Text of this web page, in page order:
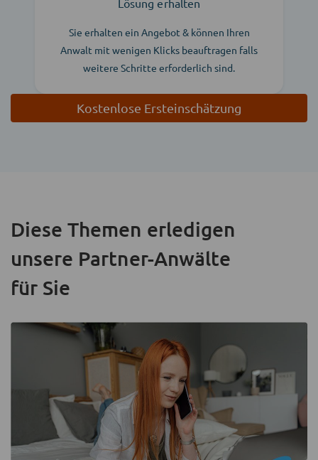
Lösung erhalten
Sie erhalten ein Angebot & können Ihren
Anwalt mit wenigen Klicks beauftragen falls
weitere Schritte erforderlich sind.
Kostenlose Ersteinschätzung
Diese Themen erledigen
unsere Partner-Anwälte
für Sie